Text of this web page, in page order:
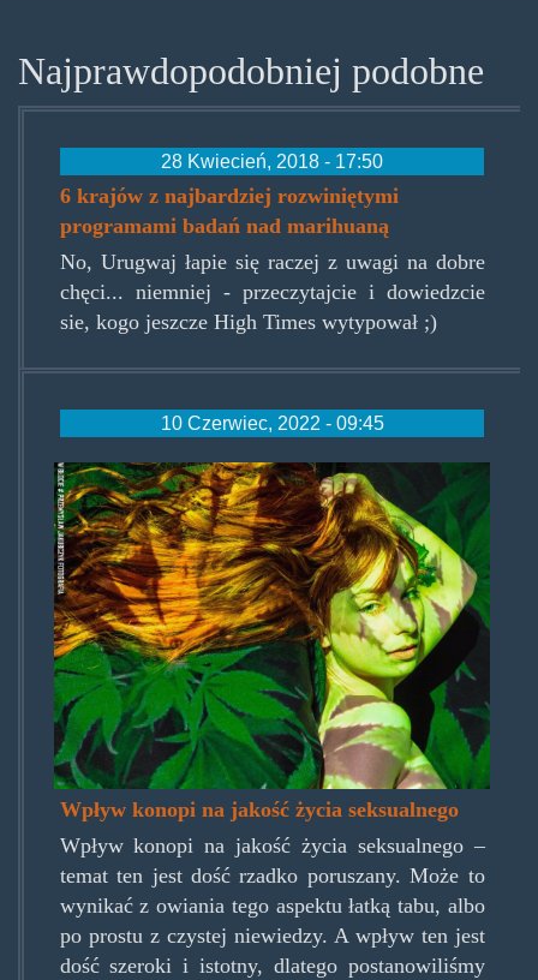
Najprawdopodobniej podobne
28 Kwiecień, 2018 - 17:50
6 krajów z najbardziej rozwiniętymi
programami badań nad marihuaną
No, Urugwaj łapie się raczej z uwagi na dobre
chęci... niemniej - przeczytajcie i dowiedzcie
sie, kogo jeszcze High Times wytypował ;)
10 Czerwiec, 2022 - 09:45
image0-
1-
1024x768.jpg
Wpływ konopi na jakość życia seksualnego
Wpływ konopi na jakość życia seksualnego –
temat ten jest dość rzadko poruszany. Może to
wynikać z owiania tego aspektu łatką tabu, albo
po prostu z czystej niewiedzy. A wpływ ten jest
dość szeroki i istotny, dlatego postanowiliśmy